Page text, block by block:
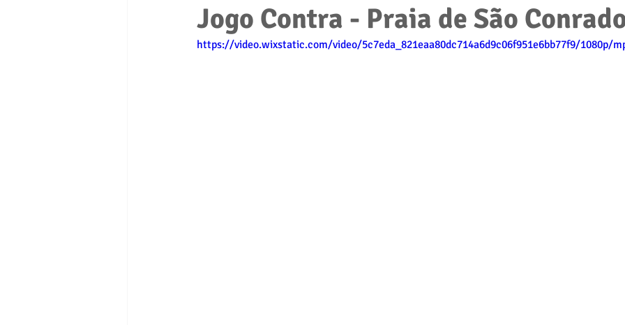
Jogo Contra - Praia de São
https://video.wixstatic.com/video/5c7eda_821eaa80dc714a6d9c06f951e6bb77f9/1080p/